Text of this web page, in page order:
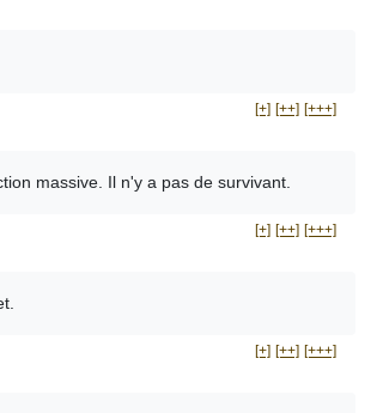
[+] [++] [+++]
massive. Il n'y a pas de survivant.
[+] [++] [+++]
[+] [++] [+++]